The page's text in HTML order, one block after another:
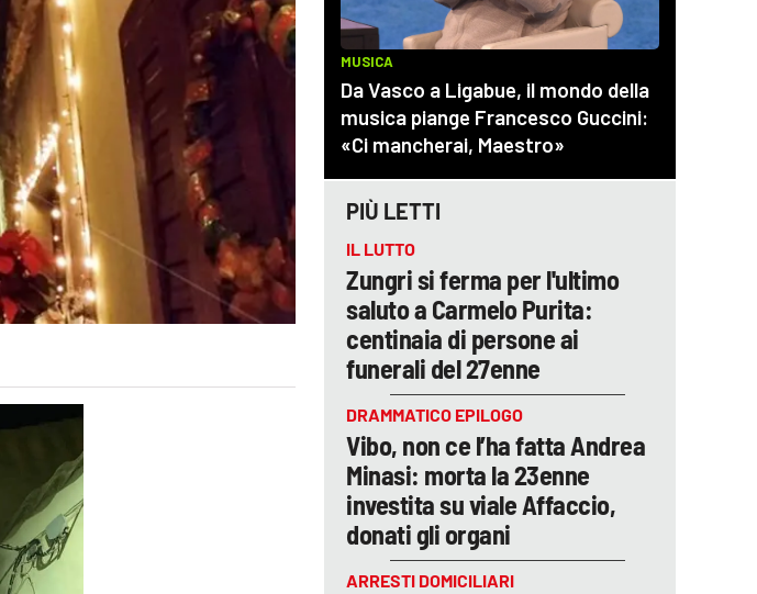
PIÙ LETTI
IL LUTTO
Zungri si ferma per l'ultimo
saluto a Carmelo Purita:
centinaia di persone ai
funerali del 27enne
DRAMMATICO EPILOGO
Vibo, non ce l’ha fatta Andrea
Minasi: morta la 23enne
investita su viale Affaccio,
donati gli organi
ARRESTI DOMICILIARI